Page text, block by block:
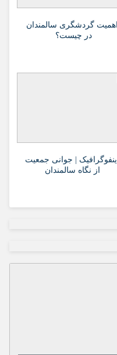
اهمیت گردشگری سالمندان
در چیست؟
اینفوگرافیک | جوانی جمعیت
از نگاه سالمندان